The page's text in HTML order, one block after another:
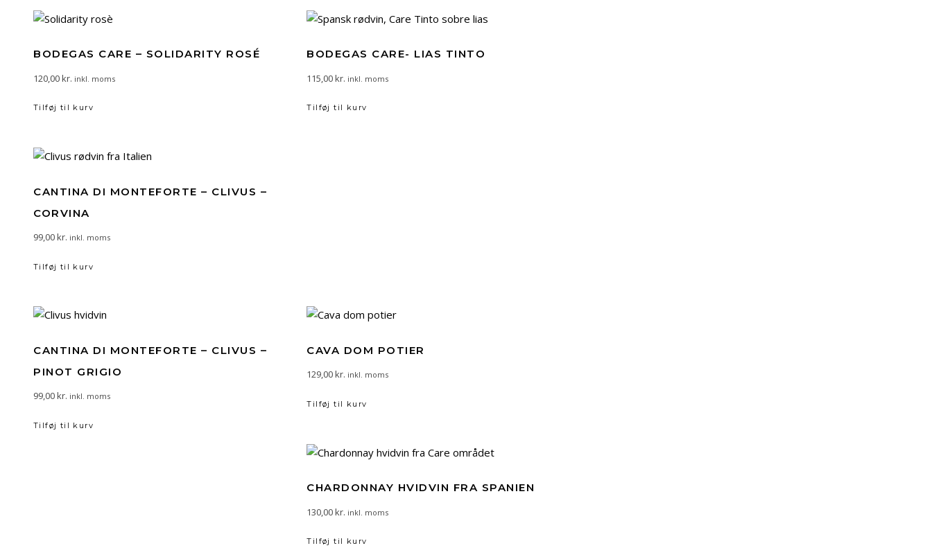
BODEGAS CARE – SOLIDARITY ROSÉ
120,00kr. inkl. moms
Tilføj til kurv
BODEGAS CARE- LIAS TINTO
115,00kr. inkl. moms
Tilføj til kurv
CANTINA DI MONTEFORTE – CLIVUS –
CORVINA
99,00kr. inkl. moms
Tilføj til kurv
CANTINA DI MONTEFORTE – CLIVUS –
PINOT GRIGIO
99,00kr. inkl. moms
Tilføj til kurv
CAVA DOM POTIER
129,00kr. inkl. moms
Tilføj til kurv
CHARDONNAY HVIDVIN FRA SPANIEN
130,00kr. inkl. moms
Tilføj til kurv